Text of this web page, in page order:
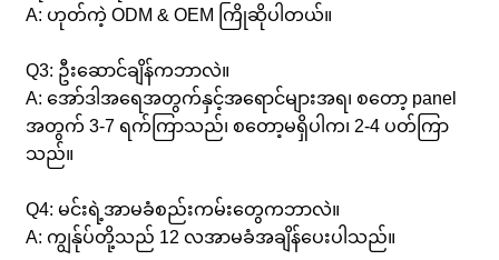
A: ဟုတ်ကဲ့ ODM & OEM ကြိုဆိုပါတယ်။
Q3: ဦးဆောင်ချိန်ကဘာလဲ။
A: အော်ဒါအရေအတွက်နှင့်အရောင်များအရ၊ စတော့ panel
အတွက် 3-7 ရက်ကြာသည်၊ စတော့မရှိပါက၊ 2-4 ပတ်ကြာ
သည်။
Q4: မင်းရဲ့အာမခံစည်းကမ်းတွေကဘာလဲ။
A: ကျွန်ုပ်တို့သည် 12 လအာမခံအချိန်ပေးပါသည်။